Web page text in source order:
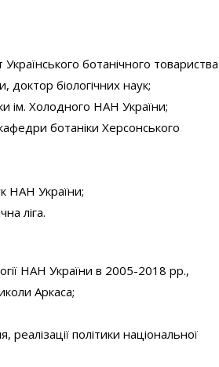
ботанічного товариства
доктор біологічних наук;
ім. Холодного НАН України;
ботаніки Херсонського
НАН України;
ліга.
НАН України в 2005-2018 рр.,
Аркаса;
політики національної